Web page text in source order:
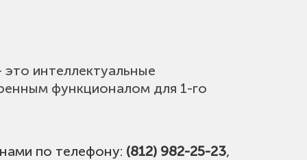
интеллектуальные
функционалом для 1-го
по телефону: (812) 982-25-23,